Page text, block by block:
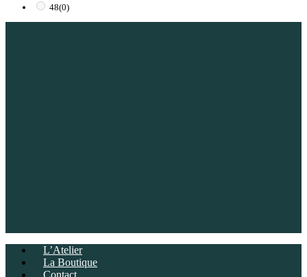
48(0)
L’Atelier
La Boutique